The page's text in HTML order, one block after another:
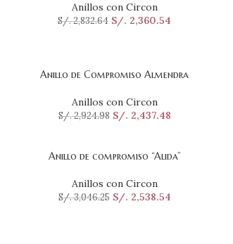
Anillos con Circon
S/.2,832.64 S/. 2,360.54
SELECCIONAR OPCIONES
Anillo de Compromiso Almendra
Anillos con Circon
S/.2,924.98 S/. 2,437.48
SELECCIONAR OPCIONES
Anillo de compromiso “Alida”
Anillos con Circon
S/.3,046.25 S/. 2,538.54